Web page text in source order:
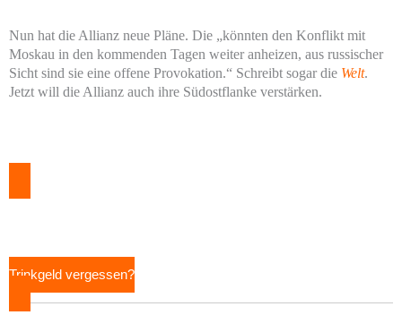
Nun hat die Allianz neue Pläne. Die „könnten den Konflikt mit
Moskau in den kommenden Tagen weiter anheizen, aus russischer
Sicht sind sie eine offene Provokation.“ Schreibt sogar die Welt.
Jetzt will die Allianz auch ihre Südostflanke verstärken.
Trinkgeld vergessen?